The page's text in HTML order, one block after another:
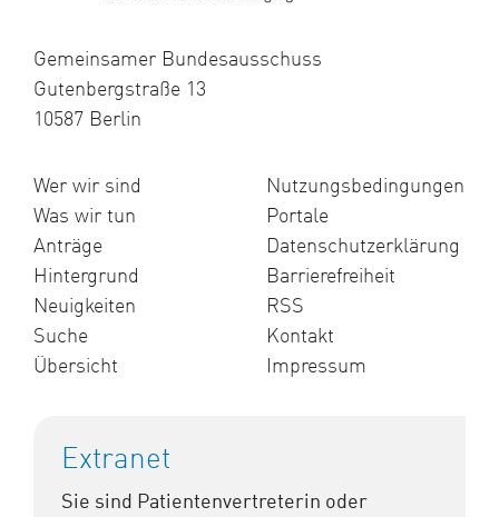
Gemeinsamer Bundesausschuss
Gutenbergstraße 13
10587 Berlin
Wer wir sind
Was wir tun
Anträge
Hintergrund
Neuigkeiten
Suche
Übersicht
Nutzungsbedingungen
Portale
Datenschutzerklärung
Barrierefreiheit
RSS
Kontakt
Impressum
Extranet
Sie sind Patientenvertreterin oder